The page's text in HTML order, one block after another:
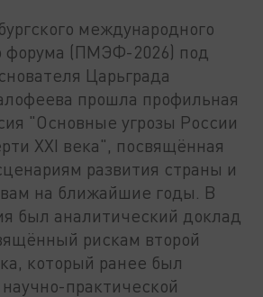
международного
форума (ПМЭФ-2026) под
Царьграда
прошла профильная
"Основные угрозы России
XXI века", посвящённая
развития страны и
на ближайшие годы. В
был аналитический доклад
рискам второй
который ранее был
практической